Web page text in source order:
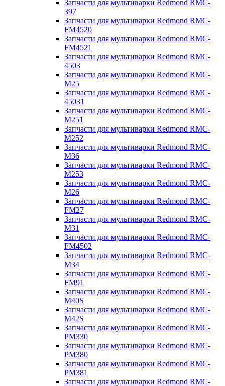
Запчасти для мультиварки Redmond RMC-
397
Запчасти для мультиварки Redmond RMC-
FM4520
Запчасти для мультиварки Redmond RMC-
FM4521
Запчасти для мультиварки Redmond RMC-
4503
Запчасти для мультиварки Redmond RMC-
M25
Запчасти для мультиварки Redmond RMC-
45031
Запчасти для мультиварки Redmond RMC-
M251
Запчасти для мультиварки Redmond RMC-
M252
Запчасти для мультиварки Redmond RMC-
M36
Запчасти для мультиварки Redmond RMC-
M253
Запчасти для мультиварки Redmond RMC-
M26
Запчасти для мультиварки Redmond RMC-
FM27
Запчасти для мультиварки Redmond RMC-
M31
Запчасти для мультиварки Redmond RMC-
FM4502
Запчасти для мультиварки Redmond RMC-
M34
Запчасти для мультиварки Redmond RMC-
FM91
Запчасти для мультиварки Redmond RMC-
M40S
Запчасти для мультиварки Redmond RMC-
M42S
Запчасти для мультиварки Redmond RMC-
PM330
Запчасти для мультиварки Redmond RMC-
PM380
Запчасти для мультиварки Redmond RMC-
PM381
Запчасти для мультиварки Redmond RMC-